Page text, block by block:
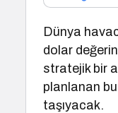
Dünya
dolar
stratejik bir
planlanan
taşıyacak.